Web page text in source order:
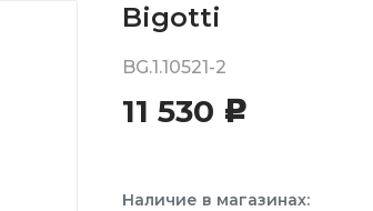
Bigotti
BG.1.10521-2
11 530 c
Наличие в магазинах: